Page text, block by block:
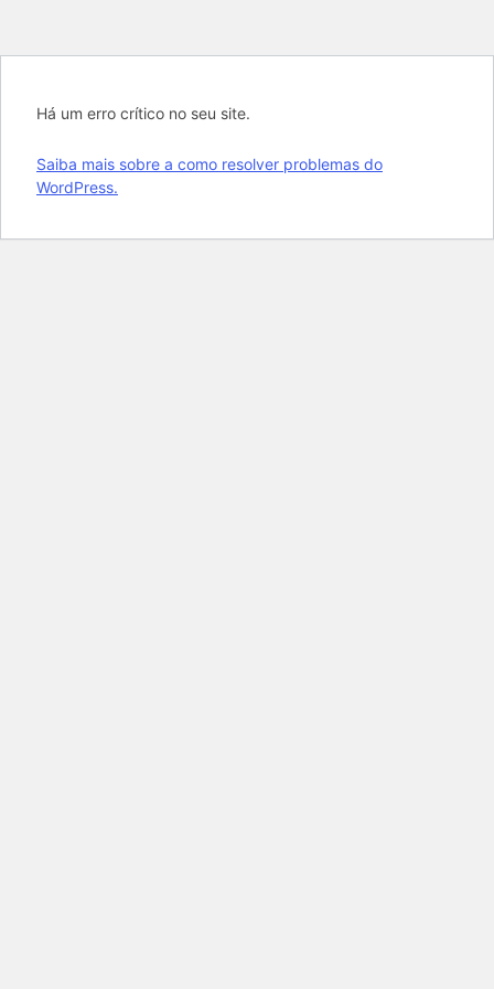
Há um erro crítico no seu site.
Saiba mais sobre a como resolver problemas do
WordPress.